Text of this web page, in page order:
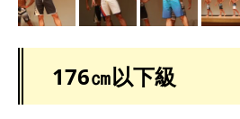
176㎝以下級